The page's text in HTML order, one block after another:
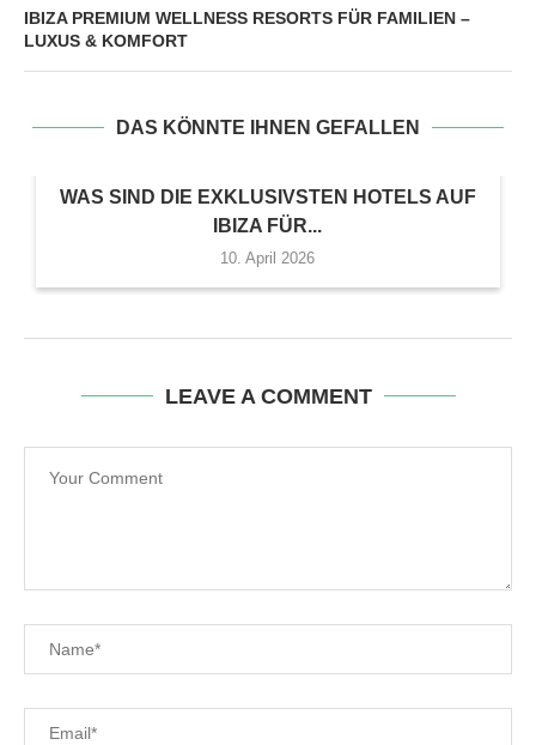
IBIZA PREMIUM WELLNESS RESORTS FÜR FAMILIEN –
LUXUS & KOMFORT
DAS KÖNNTE IHNEN GEFALLEN
WAS SIND DIE EXKLUSIVSTEN HOTELS AUF
IBIZA FÜR...
10. April 2026
LEAVE A COMMENT